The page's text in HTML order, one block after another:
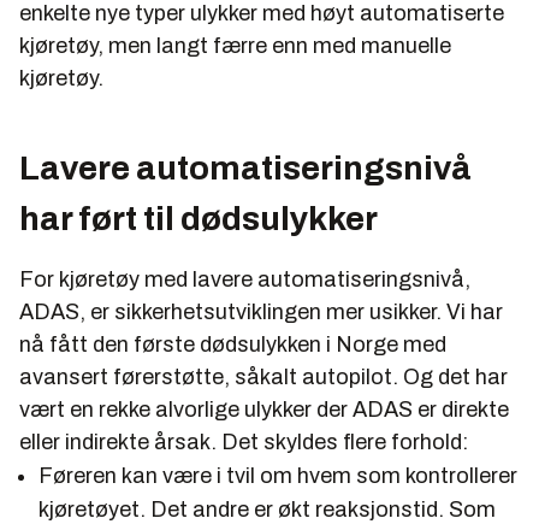
enkelte nye typer ulykker med høyt automatiserte
kjøretøy, men langt færre enn med manuelle
kjøretøy.
Lavere automatiseringsnivå
har ført til dødsulykker
For kjøretøy med lavere automatiseringsnivå,
ADAS, er sikkerhetsutviklingen mer usikker. Vi har
nå fått den første dødsulykken i Norge med
avansert førerstøtte, såkalt autopilot. Og det har
vært en rekke alvorlige ulykker der ADAS er direkte
eller indirekte årsak. Det skyldes flere forhold:
Føreren kan være i tvil om hvem som kontrollerer
kjøretøyet. Det andre er økt reaksjonstid. Som